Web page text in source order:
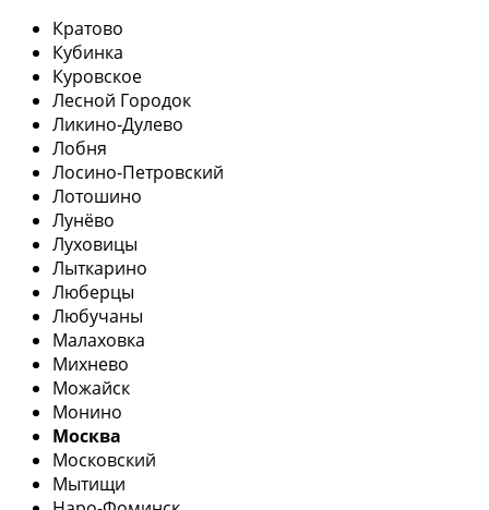
Кратово
Кубинка
Куровское
Лесной Городок
Ликино-Дулево
Лобня
Лосино-Петровский
Лотошино
Лунёво
Луховицы
Лыткарино
Люберцы
Любучаны
Малаховка
Михнево
Можайск
Монино
Москва
Московский
Мытищи